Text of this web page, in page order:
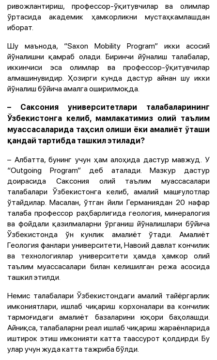
ривожлантириш, профессор-ўқитувчилар ва олимлар
ўртасида академик ҳамкорликни мустаҳкамлашдан
иборат.
Шу маънода, “Saxon Mobility Program” икки асосий
йўналишни қамраб олади. Биринчи йўналиш талабалар,
иккинчиси эса олимлар ва профессор-ўқитувчилар
алмашинувидир. Ҳозирги кунда дастур айнан шу икки
йўналиш бўйича амалга оширилмоқда.
– Саксония университетлари талабаларининг
Ўзбекистонга келиб, мамлакатимиз олий таълим
муассасаларида таҳсил олиши ёки амалиёт ўташи
қандай тартибда ташкил этилади?
– Албатта, бунинг учун ҳам алоҳида дастур мавжуд. У
“Outgoing Program” деб аталади. Мазкур дастур
доирасида Саксония олий таълим муассасалари
талабалари Ўзбекистонга келиб, амалий машғулотлар
ўтайдилар. Масалан, ўтган йили Германиядан 20 нафар
талаба профессор раҳбарлигида геология, минералогия
ва фойдали қазилмаларни ўрганиш йўналишлари бўйича
Ўзбекистонда ўн кунлик амалиёт ўтади. Амалиёт
Геология фанлари университети, Навоий давлат кончилик
ва технологиялар университети ҳамда ҳамкор олий
таълим муассасалари билан келишилган режа асосида
ташкил этилди.
Немис талабалари Ўзбекистондаги амалий тайёргарлик
имкониятлари, ишлаб чиқариш корхоналари ва кончилик
тармоғидаги амалиёт базаларини юқори баҳолашди.
Айниқса, талабаларни реал ишлаб чиқариш жараёнларида
иштирок этиш имконияти катта таассурот қолдирди. Бу
улар учун жуда катта тажриба бўлди.